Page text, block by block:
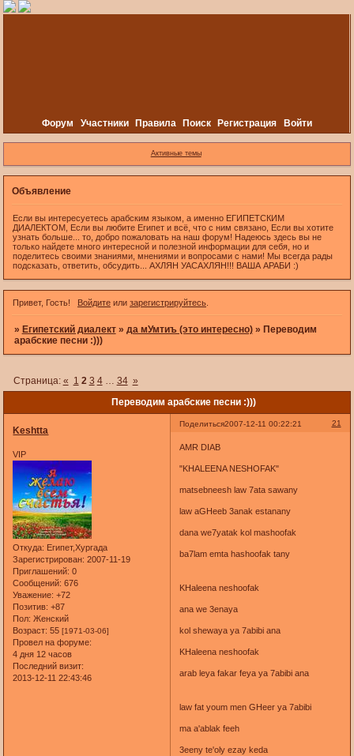
Форум Участники Правила Поиск Регистрация Войти
Активные темы
Объявление
Если вы интересуетесь арабским языком, а именно ЕГИПЕТСКИМ
ДИАЛЕКТОМ, Если вы любите Египет и всё, что с ним связано, Если вы хотите
узнать больше... то, добро пожаловать на наш форум! Надеюсь здесь вы не
только найдете много интересной и полезной информации для себя, но и
поделитесь своими знаниями, мнениями и вопросами с нами! Мы всегда рады
подсказать, ответить, обсудить... АХЛЯН УАСАХЛЯН!!! ВАША АРАБИ :)
Привет, Гость! Войдитеили зарегистрируйтесь.
» Египетский диалект » да мУмтиъ (это интересно) » Переводим
арабские песни :)))
Переводим арабские песни :)))
Страница: « 1 2 3 4 34 »
Поделиться 21
2007-12-11 00:22:21
Keshtta
VIP
Откуда: Египет,Хургада
Зарегистрирован: 2007-11-19
Приглашений: 0
Сообщений: 676
Уважение: +72
Позитив: +87
Пол: Женский
Возраст: 55[1971-03-06]
Провел на форуме:
4 дня 12 часов
Последний визит:
2013-12-11 22:43:46
AMR DIAB
"KHALEENA NESHOFAK"
matsebneesh law 7ata sawany
law aGHeeb 3anak estanany
dana we7yatak kol mashoofak
ba7lam emta hashoofak tany
KHaleena neshoofak
ana we 3enaya
kol shewaya ya 7abibi ana
KHaleena neshoofak
arab leya fakar feya ya 7abibi ana
law fat youm men GHeer ya 7abibi
ma a'ablak feeh
3eeny te'oly ezay keda